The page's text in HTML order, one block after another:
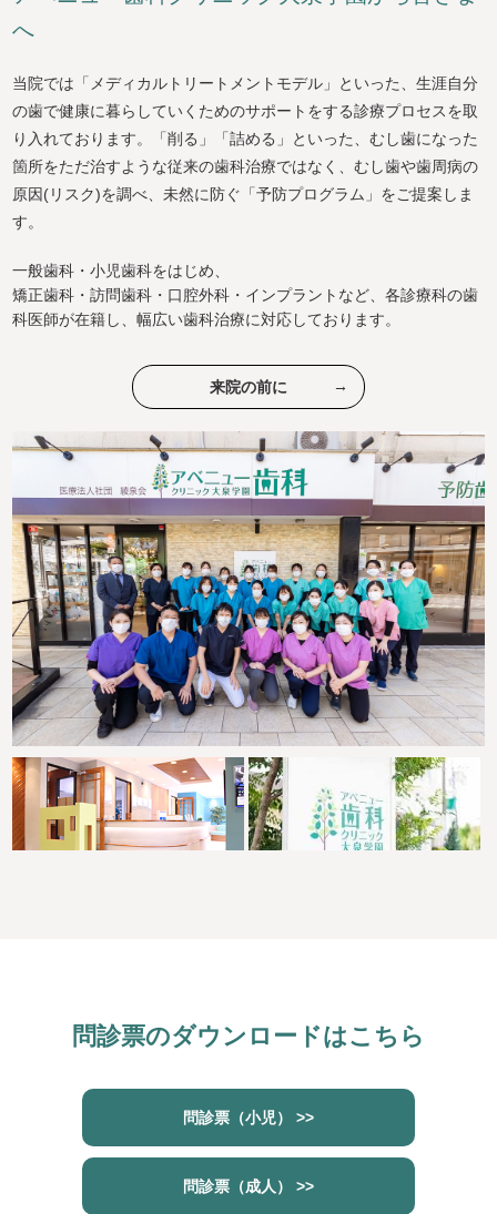
へ
当院では「メディカルトリートメントモデル」といった、生涯自分
の歯で健康に暮らしていくためのサポートをする診療プロセスを取
り入れております。「削る」「詰める」といった、むし歯になった
箇所をただ治すような従来の歯科治療ではなく、むし歯や歯周病の
原因(リスク)を調べ、未然に防ぐ「予防プログラム」をご提案しま
す。
一般歯科・小児歯科をはじめ、
矯正歯科・訪問歯科・口腔外科・インプラントなど、各診療科の歯
科医師が在籍し、幅広い歯科治療に対応しております。
来院の前に
問診票のダウンロードはこちら
問診票（小児） >>
問診票（成人） >>